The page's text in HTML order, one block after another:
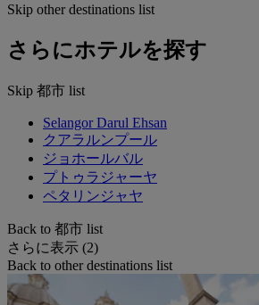
Skip other destinations list
さらにホテルを探す
Skip 都市 list
Selangor Darul Ehsan
クアラルンプール
ジョホールバル
プトゥラジャーヤ
ペタリンジャヤ
Back to 都市 list
さらに表示 (2)
Back to other destinations list